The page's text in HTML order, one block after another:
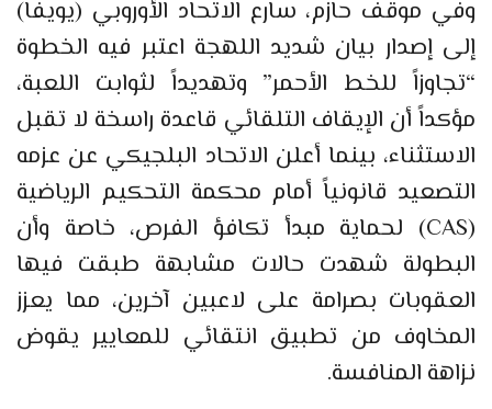
وفي موقف حازم، سارع الاتحاد الأوروبي (يويفا)
إلى إصدار بيان شديد اللهجة اعتبر فيه الخطوة
“تجاوزاً للخط الأحمر” وتهديداً لثوابت اللعبة،
مؤكداً أن الإيقاف التلقائي قاعدة راسخة لا تقبل
الاستثناء، بينما أعلن الاتحاد البلجيكي عن عزمه
التصعيد قانونياً أمام محكمة التحكيم الرياضية
(CAS) لحماية مبدأ تكافؤ الفرص، خاصة وأن
البطولة شهدت حالات مشابهة طبقت فيها
العقوبات بصرامة على لاعبين آخرين، مما يعزز
المخاوف من تطبيق انتقائي للمعايير يقوض
نزاهة المنافسة.